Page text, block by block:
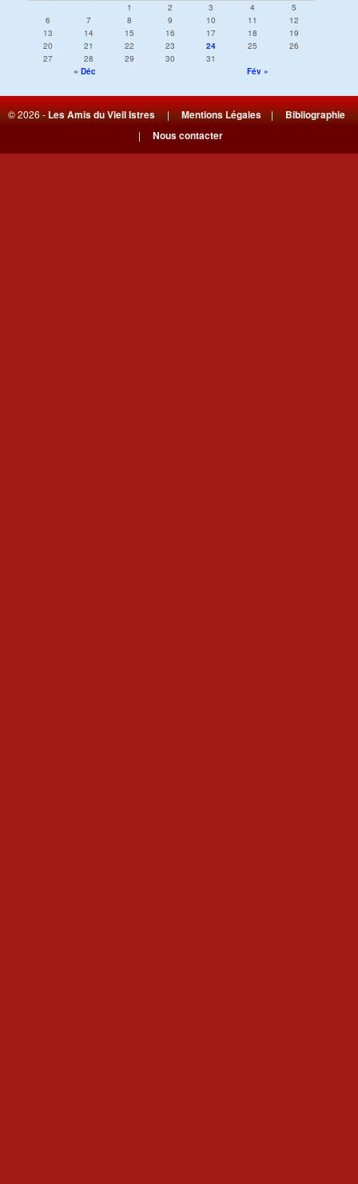
1
2 3 4
5
6
7 8 9 10 11
12
13
14 15 16 17 18
19
20
21 22 23 24 25
26
27
28 29 30
31
« Déc
Fév »
© 2026 -Les Amis du Vieil Istres|Mentions Légales|Bibliographie
| Nous contacter